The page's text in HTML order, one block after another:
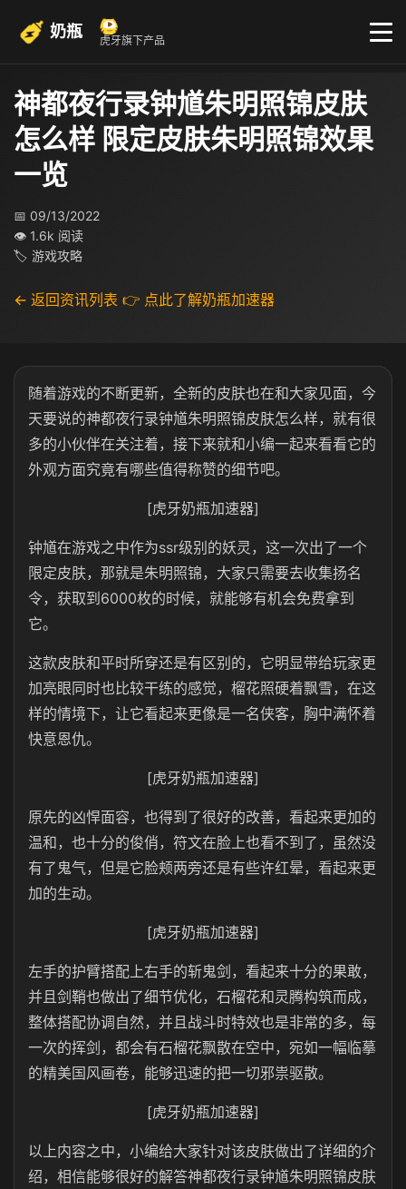
奶瓶 虎牙旗下产品
神都夜行录钟馗朱明照锦皮肤
怎么样 限定皮肤朱明照锦效果
一览
📅 09/13/2022
👁 1.6k 阅读
🏷 游戏攻略
← 返回资讯列表 👉 点此了解奶瓶加速器
随着游戏的不断更新，全新的皮肤也在和大家见面，今
天要说的神都夜行录钟馗朱明照锦皮肤怎么样，就有很
多的小伙伴在关注着，接下来就和小编一起来看看它的
外观方面究竟有哪些值得称赞的细节吧。
[虎牙奶瓶加速器]
钟馗在游戏之中作为ssr级别的妖灵，这一次出了一个
限定皮肤，那就是朱明照锦，大家只需要去收集扬名
令，获取到6000枚的时候，就能够有机会免费拿到
它。
这款皮肤和平时所穿还是有区别的，它明显带给玩家更
加亮眼同时也比较干练的感觉，榴花照硬着飘雪，在这
样的情境下，让它看起来更像是一名侠客，胸中满怀着
快意恩仇。
[虎牙奶瓶加速器]
原先的凶悍面容，也得到了很好的改善，看起来更加的
温和，也十分的俊俏，符文在脸上也看不到了，虽然没
有了鬼气，但是它脸颊两旁还是有些许红晕，看起来更
加的生动。
[虎牙奶瓶加速器]
左手的护臂搭配上右手的斩鬼剑，看起来十分的果敢，
并且剑鞘也做出了细节优化，石榴花和灵腾构筑而成，
整体搭配协调自然，并且战斗时特效也是非常的多，每
一次的挥剑，都会有石榴花飘散在空中，宛如一幅临摹
的精美国风画卷，能够迅速的把一切邪祟驱散。
[虎牙奶瓶加速器]
以上内容之中，小编给大家针对该皮肤做出了详细的介
绍，相信能够很好的解答神都夜行录钟馗朱明照锦皮肤